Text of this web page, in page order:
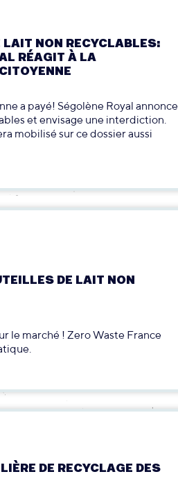
LAIT NON RECYCLABLES:
RÉAGIT À LA
a payé! Ségolène Royal annonce
et envisage une interdiction.
mobilisé sur ce dossier aussi
DE LAIT NON
le marché ! Zero Waste France
DE RECYCLAGE DES